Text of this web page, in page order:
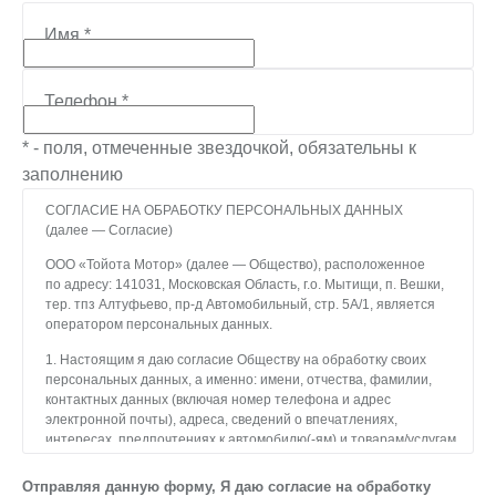
Имя*
Телефон*
* - поля, отмеченные звездочкой, обязательны к
заполнению
СОГЛАСИЕ НА ОБРАБОТКУ ПЕРСОНАЛЬНЫХ ДАННЫХ
(далее — Согласие)
ООО «Тойота Мотор» (далее — Общество), расположенное
по адресу: 141031, Московская Область, г.о. Мытищи, п. Вешки,
тер. тпз Алтуфьево, пр-д Автомобильный, стр. 5А/1, является
оператором персональных данных.
1. Настоящим я даю согласие Обществу на обработку своих
персональных данных, а именно: имени, отчества, фамилии,
контактных данных (включая номер телефона и адрес
электронной почты), адреса, сведений о впечатлениях,
интересах, предпочтениях к автомобилю(-ям) и товарам/услугам,
устройства и модели мобильного телефона посетителя сайта,
Отправляя данную форму, Я даю согласие на обработку